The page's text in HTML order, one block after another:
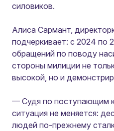
силовиков.
Алиса Сармант,
подчеркивает: с 2024 по
обращений по поводу
стороны милиции не
высокой, но и
— Судя по поступающим
ситуация не меняется:
людей по-прежнему